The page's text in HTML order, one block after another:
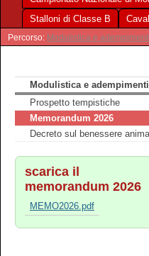
Stalloni di Classe B
Percorso: Modulistica e adempimenti
Modulistica e adempimenti
Prospetto tempistiche
Memorandum 2026
Decreto sul benessere
scarica il
memorandum 2026
MEMO2026.pdf